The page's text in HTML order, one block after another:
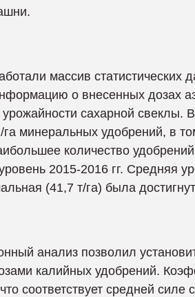
массив
о внесенных дозах
сахарной свеклы.
га минеральных удобрений, в
количество
2015-2016 гг. Средняя
(41,7 т/га) была
анализ позволил
калийных удобрений.
соответствует средней